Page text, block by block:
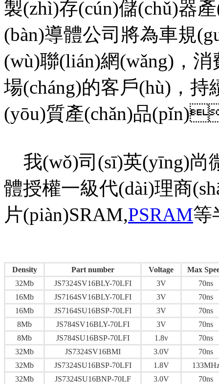
製(zhì)存(cún)儲(chǔ)器產
(bàn)導體公司將為車規
(wù)聯(lián)網(wǎng)，
場(cháng)的客戶(hù)，
(yōu)質產(chǎn)品
我(wǒ)司(sī)英(yīng)尚
體授權一級代(dài)理商
片(piàn)SRAM,PSRAM等
Density Part number Voltage
Max
32Mb
JS7324SV16BLY-70LFI 3V
70ns
16Mb
JS7164SV16BLY-70LFI 3V
70ns
16Mb
JS7164SU16BSP-70LFI 3V
70ns
8Mb
JS784SV16BLY-70LFI 3V
70ns
8Mb
JS784SU16BSP-70LFI 1.8v
70ns
32Mb
JS7324SV16BMI 3.0V
70ns
32Mb
JS7324SU16BSP-70LFI 1.8V
32Mb
JS7324SU16BNP-70LF 3.0V 70ns